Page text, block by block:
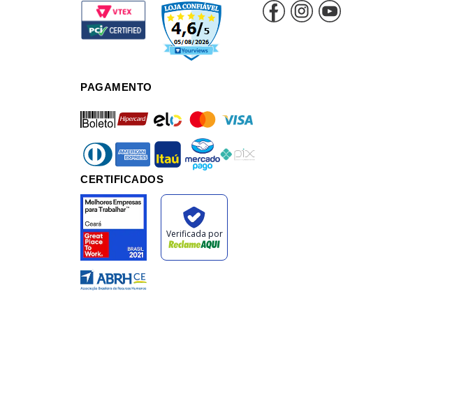
PAGAMENTO
boleto mastercard
diners american itau mercadopago
CERTIFICADOS